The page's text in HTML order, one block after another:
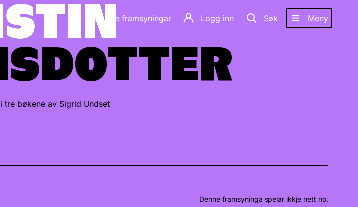
Alle framsyningar Logg inn Søk Meny
tre bøkene av Sigrid Undset
Denne framsyninga spelar ikkje nett no.